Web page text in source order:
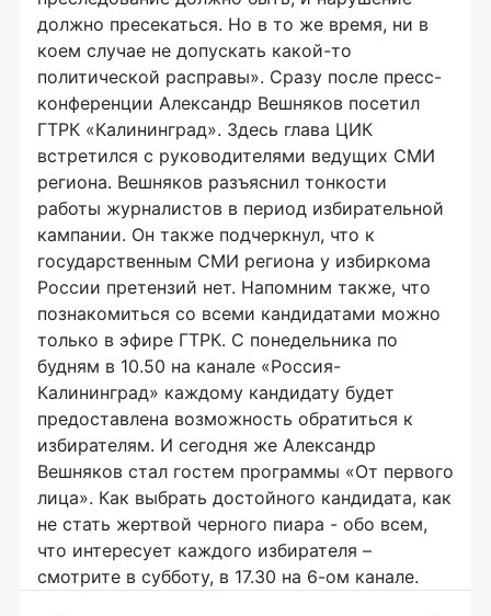
должно пресекаться. Но в то же время, ни в
коем случае не допускать какой-то
политической расправы». Сразу после пресс-
конференции Александр Вешняков посетил
ГТРК «Калининград». Здесь глава ЦИК
встретился с руководителями ведущих СМИ
региона. Вешняков разъяснил тонкости
работы журналистов в период избирательной
кампании. Он также подчеркнул, что к
государственным СМИ региона у избиркома
России претензий нет. Напомним также, что
познакомиться со всеми кандидатами можно
только в эфире ГТРК. С понедельника по
будням в 10.50 на канале «Россия-
Калининград» каждому кандидату будет
предоставлена возможность обратиться к
избирателям. И сегодня же Александр
Вешняков стал гостем программы «От первого
лица». Как выбрать достойного кандидата, как
не стать жертвой черного пиара - обо всем,
что интересует каждого избирателя –
смотрите в субботу, в 17.30 на 6-ом канале.